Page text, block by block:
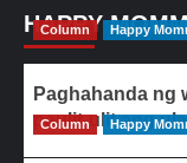
HAPPY
Column Happy
Paghahanda ng
paulit-ulit ang
Column Happy